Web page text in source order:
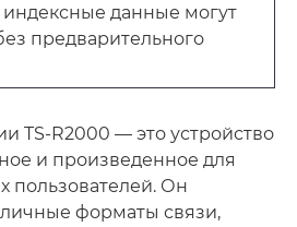
данные могут
предварительного
TS-R2000 — это устройство
и произведенное для
пользователей. Он
форматы связи,